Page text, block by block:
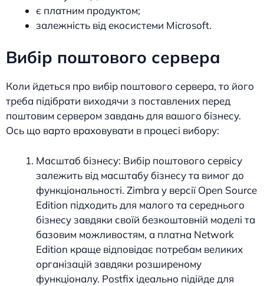
є платним продуктом;
залежність від екосистеми Microsoft.
Вибір поштового сервера
Коли йдеться про вибір поштового сервера, то його
треба підібрати виходячи з поставлених перед
поштовим сервером завдань для вашого бізнесу.
Ось що варто враховувати в процесі вибору:
Масштаб бізнесу: Вибір поштового сервісу
залежить від масштабу бізнесу та вимог до
функціональності. Zimbra у версії Open Source
Edition підходить для малого та середнього
бізнесу завдяки своїй безкоштовній моделі та
базовим можливостям, а платна Network
Edition краще відповідає потребам великих
організацій завдяки розширеному
функціоналу. Postfix ідеально підійде для